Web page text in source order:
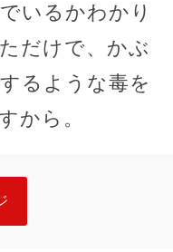
いるかわかり
だけで、かぶ
るような毒を
から。